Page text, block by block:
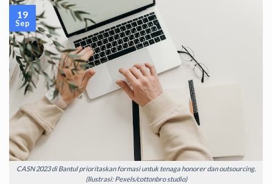
CASN 2023 di Bantul prioritaskan formasi untuk tenaga honorer dan outsourcing.
(Ilustrasi: Pexels/cottonbro studio)
19
Sep